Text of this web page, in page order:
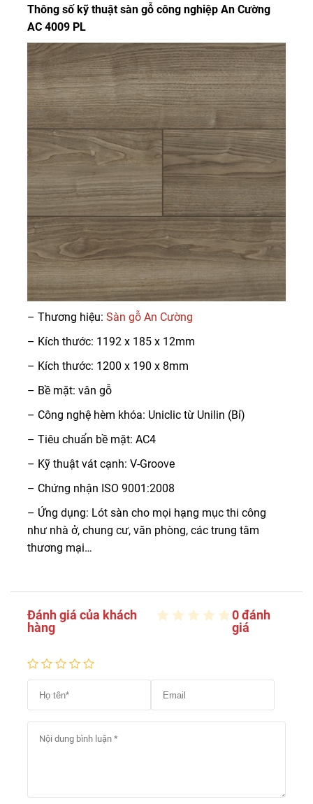
Thông số kỹ thuật sàn gỗ công nghiệp An Cường
AC 4009 PL
– Thương hiệu: Sàn gỗ An Cường
– Kích thước: 1192 x 185 x 12mm
– Kích thước: 1200 x 190 x 8mm
– Bề mặt: vân gỗ
– Công nghệ hèm khóa: Uniclic từ Unilin (Bỉ)
– Tiêu chuẩn bề mặt: AC4
– Kỹ thuật vát cạnh: V-Groove
– Chứng nhận ISO 9001:2008
– Ứng dụng: Lót sàn cho mọi hạng mục thi công
như nhà ở, chung cư, văn phòng, các trung tâm
thương mại…
Đánh giá của khách
hàng
0 đánh
giá